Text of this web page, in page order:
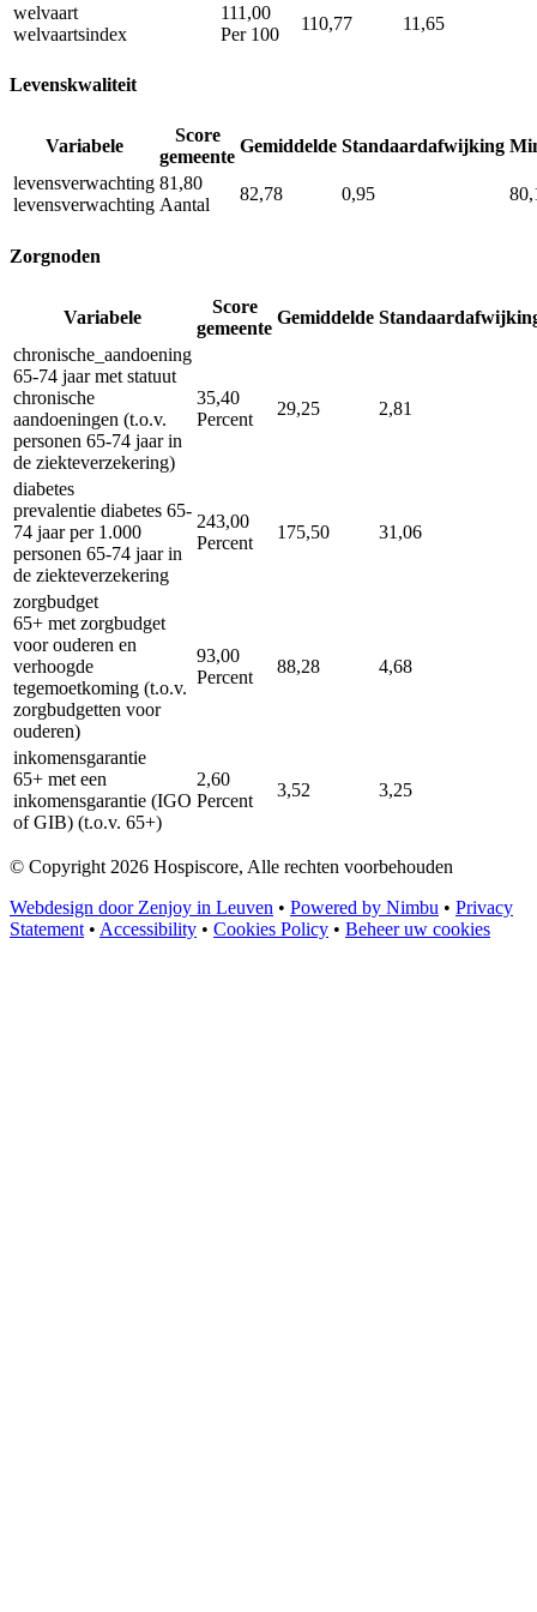
welvaart
welvaartsindex
111,00
Per 100
110,77 11,65
Levenskwaliteit
Variabele
Score
gemeente
Gemiddelde Standaardafwijking
levensverwachting
levensverwachting
81,80
Aantal
82,78 0,95
Zorgnoden
Variabele
Score
gemeente
Gemiddelde
chronische_aandoening
65-74 jaar met statuut
chronische
aandoeningen (t.o.v.
personen 65-74 jaar in
de ziekteverzekering)
35,40
Percent
29,25 2,81
diabetes
prevalentie diabetes 65-
74 jaar per 1.000
personen 65-74 jaar in
de ziekteverzekering
243,00
Percent
175,50 31,06
zorgbudget
65+ met zorgbudget
voor ouderen en
verhoogde
tegemoetkoming (t.o.v.
zorgbudgetten voor
ouderen)
93,00
Percent
88,28 4,68
inkomensgarantie
65+ met een
inkomensgarantie (IGO
of GIB) (t.o.v. 65+)
2,60
Percent
3,52 3,25
© Copyright 2026 Hospiscore, Alle rechten voorbehouden
Webdesign door Zenjoy in Leuven • Powered by Nimbu • Privacy
Statement • Accessibility • Cookies Policy • Beheer uw cookies